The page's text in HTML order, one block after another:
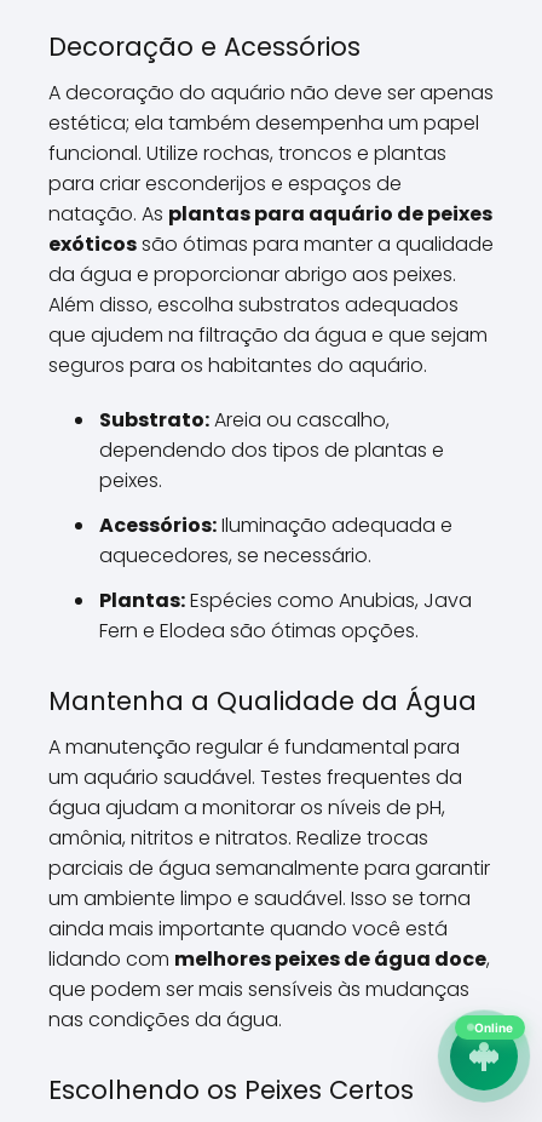
Decoração e Acessórios
A decoração do aquário não deve ser apenas
estética; ela também desempenha um papel
funcional. Utilize rochas, troncos e plantas
para criar esconderijos e espaços de
natação. As plantas para aquário de peixes
exóticossão ótimas para manter a qualidade
da água e proporcionar abrigo aos peixes.
Além disso, escolha substratos adequados
que ajudem na filtração da água e que sejam
seguros para os habitantes do aquário.
Substrato:Areia ou cascalho,
dependendo dos tipos de plantas e
peixes.
Acessórios:Iluminação adequada e
aquecedores, se necessário.
Plantas:Espécies como Anubias, Java
Fern e Elodea são ótimas opções.
Mantenha a Qualidade da Água
A manutenção regular é fundamental para
um aquário saudável. Testes frequentes da
água ajudam a monitorar os níveis de pH,
amônia, nitritos e nitratos. Realize trocas
parciais de água semanalmente para garantir
um ambiente limpo e saudável. Isso se torna
ainda mais importante quando você está
lidando com melhores peixes de água doce,
que podem ser mais sensíveis às mudanças
nas condições da água.
Escolhendo os Peixes Certos
Online